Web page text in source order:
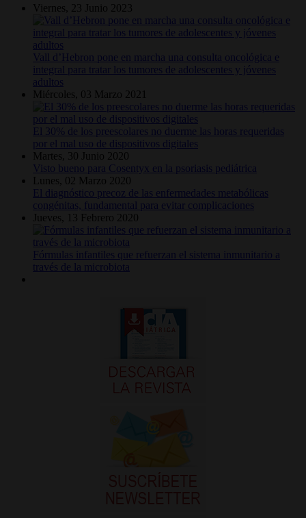
Viernes, 23 Junio 2023
Vall d’Hebron pone en marcha una consulta oncológica e
integral para tratar los tumores de adolescentes y jóvenes
adultos
Miércoles, 03 Marzo 2021
El 30% de los preescolares no duerme las horas requeridas
por el mal uso de dispositivos digitales
Martes, 30 Junio 2020
Visto bueno para Cosentyx en la psoriasis pediátrica
Lunes, 02 Marzo 2020
El diagnóstico precoz de las enfermedades metabólicas
congénitas, fundamental para evitar complicaciones
Jueves, 13 Febrero 2020
Fórmulas infantiles que refuerzan el sistema inmunitario a
través de la microbiota